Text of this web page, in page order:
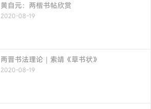
黄自元：两楷书帖欣赏
2020-08-19
两晋书法理论｜索靖《草书状》
2020-08-19